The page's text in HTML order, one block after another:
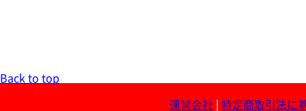
Back to top
運営会社
特定商取引法に